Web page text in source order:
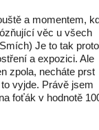
a momentem,
věc u všech
Je to tak
a expozici. Ale
zpola, necháte prst
vyjde. Právě jsem
foťák v hodnotě